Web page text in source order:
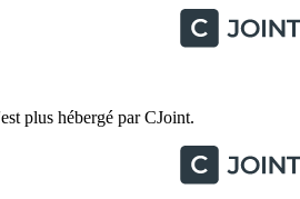
plus hébergé par CJoint.